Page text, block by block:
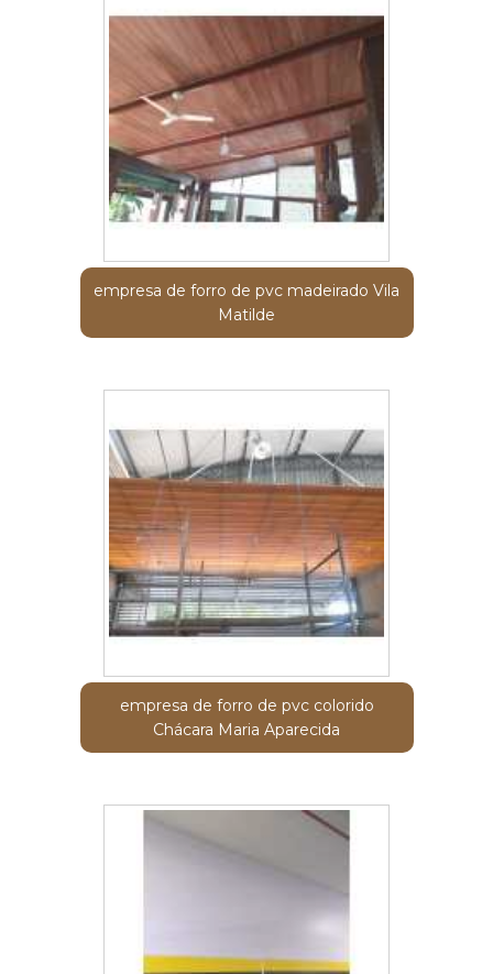
empresa de forro de pvc madeirado Vila
Matilde
empresa de forro de pvc colorido
Chácara Maria Aparecida